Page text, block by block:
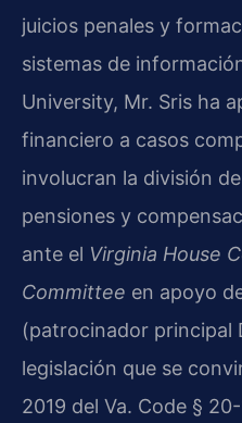
juicios penales y
sistemas de
University, Mr. Sris ha
financiero a casos
involucran la división
pensiones y
ante el Virginia House
Committee en apoyo
(patrocinador principal
legislación que se
2019 del Va. Code §